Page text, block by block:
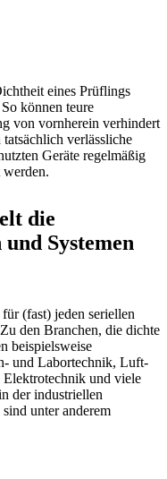
eines Prüflings
können teure
von vornherein verhindert
verlässliche
Geräte regelmäßig
werden.
die
Systemen
(fast) jeden seriellen
den Branchen, die dichte
beispielsweise
und Labortechnik, Luft-
und viele
der industriellen
unter anderem